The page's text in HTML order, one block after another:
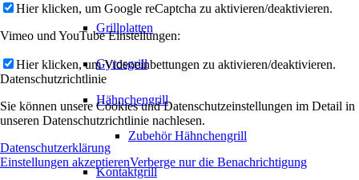
Grillplatten
Gyrosgrill
Hähnchengrill
Zubehör Hähnchengrill
Kontaktgrill
Hier klicken, um Google reCaptcha zu aktivieren/deaktivieren.
Vimeo und YouTube Einstellungen:
Hier klicken, um Videoeinbettungen zu aktivieren/deaktivieren.
Datenschutzrichtlinie
Sie können unsere Cookies und Datenschutzeinstellungen im Detail in
unseren Datenschutzrichtlinie nachlesen.
Datenschutzerklärung
Einstellungen akzeptierenVerberge nur die Benachrichtigung